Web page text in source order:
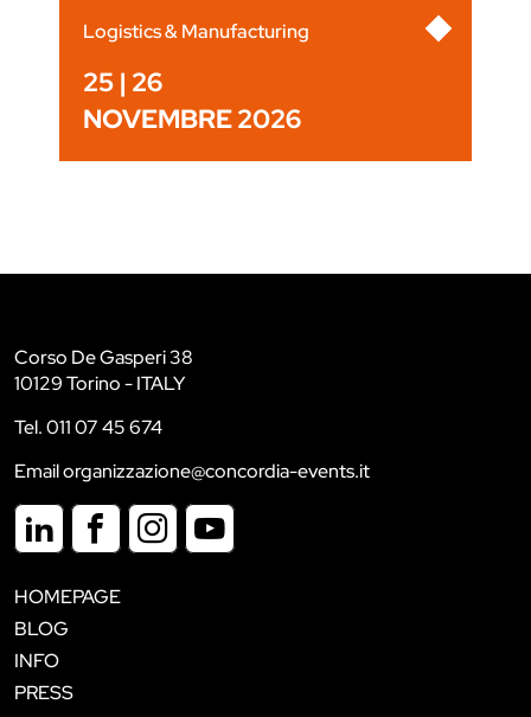
Logistics & Manufacturing
25 | 26
NOVEMBRE 2026
Corso De Gasperi 38
10129 Torino - ITALY
Tel. 011 07 45 674
Email organizzazione@concordia-events.it
HOMEPAGE
BLOG
INFO
PRESS